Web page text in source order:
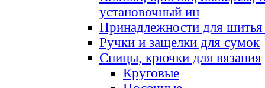
установочный ин
Принадлежности для шитья
Ручки и защелки для сумок
Спицы, крючки для вязания
Круговые